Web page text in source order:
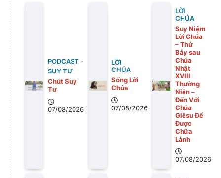
PODCAST
SUY TƯ
Chút Suy
Tư
07/08/2026
LỜI
CHÚA
Sống Lời
Chúa
07/08/2026
LỜI
CHÚA
Suy Niệm
Lời Chúa
– Thứ
Bảy sau
Chúa
Nhật
XVIII
Thường
Niên –
Đến Với
Chúa
Giêsu Để
Được
Chữa
Lành
07/08/2026